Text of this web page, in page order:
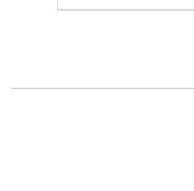
(نظام سعودي)